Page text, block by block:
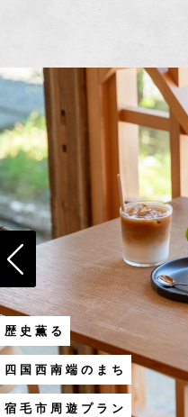
歴史薫る
四国西南端のまち
宿毛市周遊プラン